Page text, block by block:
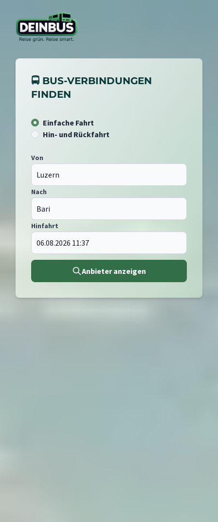
🚍 BUS-VERBINDUNGEN
FINDEN
Einfache Fahrt
Hin- und Rückfahrt
Von
Nach
Hinfahrt
Anbieter anzeigen